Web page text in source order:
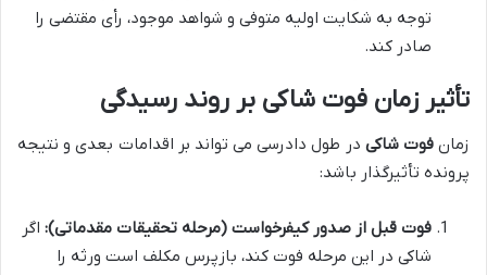
توجه به شکایت اولیه متوفی و شواهد موجود، رأی مقتضی را
صادر کند.
تأثیر زمان فوت شاکی بر روند رسیدگی
زمانفوت شاکی در طول دادرسی می تواند بر اقدامات بعدی و نتیجه
پرونده تأثیرگذار باشد:
فوت قبل از صدور کیفرخواست (مرحله تحقیقات مقدماتی): اگر
شاکی در این مرحله فوت کند، بازپرس مکلف است ورثه را